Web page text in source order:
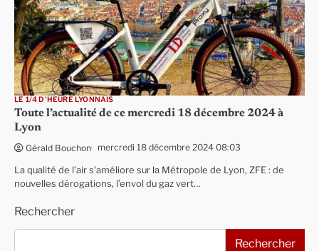
LE 1/4 D'HEURE LYONNAIS
Toute l’actualité de ce mercredi 18 décembre 2024 à
Lyon
Gérald Bouchon mercredi 18 décembre 2024 08:03
La qualité de l’air s’améliore sur la Métropole de Lyon, ZFE : de
nouvelles dérogations, l’envol du gaz vert…
Rechercher
Rechercher